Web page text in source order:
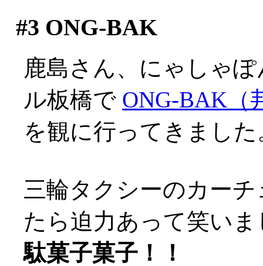
#3 ONG-BAK
鹿島さん、にゃしゃ
ル板橋で ONG-BAK（
を観に行ってきました
三輪タクシーのカー
たら迫力あって笑い
駄菓子菓子！！